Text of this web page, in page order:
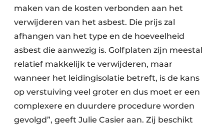
maken van de kosten verbonden aan het
verwijderen van het asbest. Die prijs zal
afhangen van het type en de hoeveelheid
asbest die aanwezig is. Golfplaten zijn meestal
relatief makkelijk te verwijderen, maar
wanneer het leidingisolatie betreft, is de kans
op verstuiving veel groter en dus moet er een
complexere en duurdere procedure worden
gevolgd”, geeft Julie Casier aan. Zij beschikt